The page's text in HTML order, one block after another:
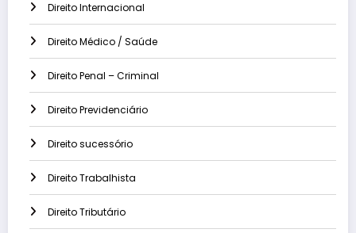
Direito Internacional
Direito Médico / Saúde
Direito Penal – Criminal
Direito Previdenciário
Direito sucessório
Direito Trabalhista
Direito Tributário